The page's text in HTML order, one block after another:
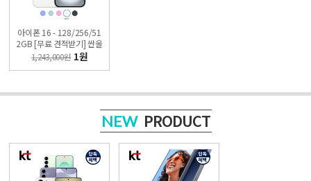
아이폰 16 - 128/256/51
2GB [무료 견적받기] 싼올
레폰
1,243,000원 1원
NEW PRODUCT